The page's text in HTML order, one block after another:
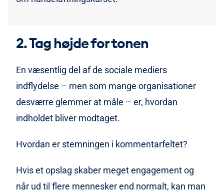
2. Tag højde for tonen
En væsentlig del af de sociale mediers
indflydelse – men som mange organisationer
desværre glemmer at måle – er, hvordan
indholdet bliver modtaget.
Hvordan er stemningen i kommentarfeltet?
Hvis et opslag skaber meget engagement og
når ud til flere mennesker end normalt, kan man